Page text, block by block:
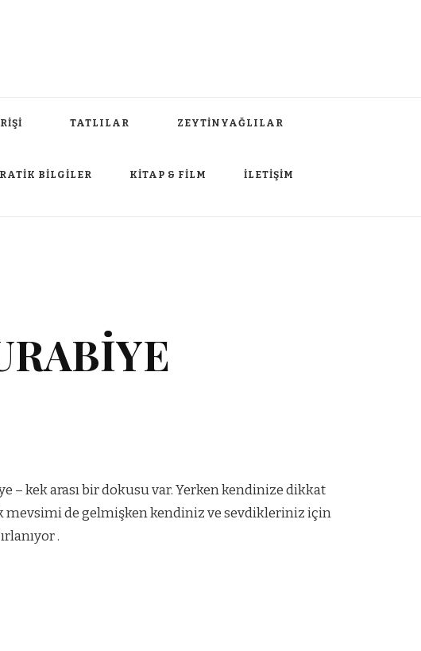
TATLILAR ZEYTİNYAĞLILAR
BİLGİLER KİTAP & FİLM İLETİŞİM
kek arası bir dokusu var. Yerken kendinize dikkat
mevsimi de gelmişken kendiniz ve sevdikleriniz için
.